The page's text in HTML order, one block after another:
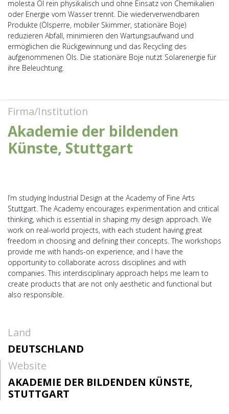
molesta Öl rein physikalisch und ohne Einsatz von Chemikalien
oder Energie vom Wasser trennt. Die wiederverwendbaren
Produkte (Ölsperre, mobiler Skimmer, stationäre Boje)
reduzieren Abfall, minimieren den Wartungsaufwand und
ermöglichen die Rückgewinnung und das Recycling des
aufgenommenen Öls. Die stationäre Boje nutzt Solarenergie für
ihre Beleuchtung.
Firma/Institution
Akademie der bildenden
Künste, Stuttgart
I’m studying Industrial Design at the Academy of Fine Arts
Stuttgart. The Academy encourages experimentation and critical
thinking, which is essential in shaping my design approach. We
work on real-world projects, with each student having great
freedom in choosing and defining their concepts. The workshops
provide me with hands-on experience, and I have the
opportunity to collaborate across disciplines and with
companies. This interdisciplinary approach helps me learn to
create products that are not only aesthetic and functional but
also responsible.
Land
DEUTSCHLAND
Website
AKADEMIE DER BILDENDEN KÜNSTE,
STUTTGART